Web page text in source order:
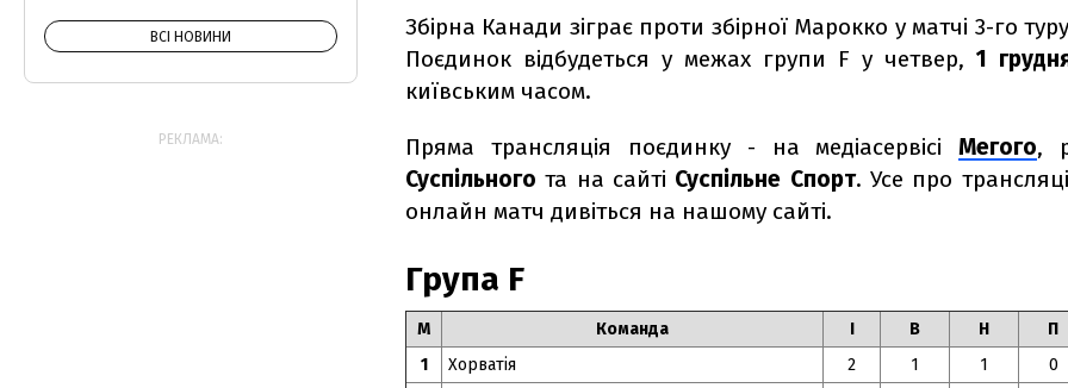
Збірна Канади зіграє проти збірної Марокко у матчі 3-го
Поєдинок відбудеться у межах групи F у четвер, 1
київським часом.
Пряма трансляція поєдинку - на медіасервісіМегого,
Суспільного та на сайті Суспільне Спорт. Усе про
онлайн матч дивіться на нашому сайті.
Група F
М Команда І В Н П
1
Хорватія 2 1 1 0
ВСІ НОВИНИ
РЕКЛАМА: